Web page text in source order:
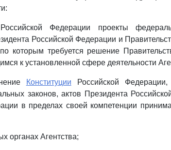
Федерации проекты
Российской Федерации и
которым требуется решение
к установленной сфере деятельности
Конституции Российской
законов, актов Президента
в пределах своей компетенции
органах Агентства;